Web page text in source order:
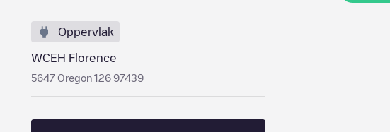
Oppervlak
WCEH Florence
5647 Oregon 126 97439